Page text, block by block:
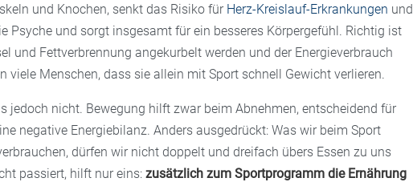
und Knochen, senkt das Risiko für Herz-Kreislauf-Erkrankungen und
Psyche und sorgt insgesamt für ein besseres Körpergefühl. Richtig ist
und Fettverbrennung angekurbelt werden und der Energieverbrauch
viele Menschen, dass sie allein mit Sport schnell Gewicht verlieren.
jedoch nicht. Bewegung hilft zwar beim Abnehmen, entscheidend für
negative Energiebilanz. Anders ausgedrückt: Was wir beim Sport
dürfen wir nicht doppelt und dreifach übers Essen zu uns
passiert, hilft nur eins: zusätzlich zum Sportprogramm die Ernährung